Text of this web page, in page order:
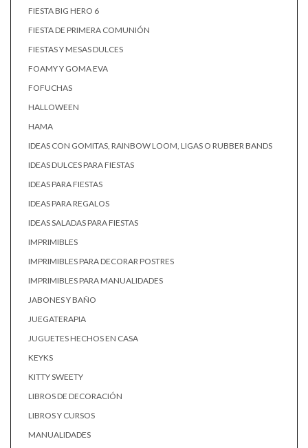
FIESTA BIG HERO 6
FIESTA DE PRIMERA COMUNIÓN
FIESTAS Y MESAS DULCES
FOAMY Y GOMA EVA
FOFUCHAS
HALLOWEEN
HAMA
IDEAS CON GOMITAS, RAINBOW LOOM, LIGAS O RUBBER BANDS
IDEAS DULCES PARA FIESTAS
IDEAS PARA FIESTAS
IDEAS PARA REGALOS
IDEAS SALADAS PARA FIESTAS
IMPRIMIBLES
IMPRIMIBLES PARA DECORAR POSTRES
IMPRIMIBLES PARA MANUALIDADES
JABONES Y BAÑO
JUEGATERAPIA
JUGUETES HECHOS EN CASA
KEYKS
KITTY SWEETY
LIBROS DE DECORACIÓN
LIBROS Y CURSOS
MANUALIDADES